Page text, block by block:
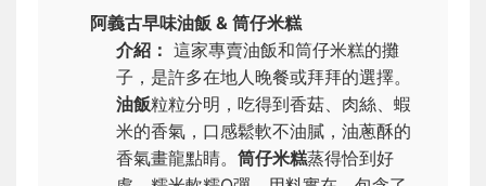
阿義古早味油飯 & 筒仔米糕
介紹： 這家專賣油飯和筒仔米糕的攤
子，是許多在地人晚餐或拜拜的選擇。
油飯粒粒分明，吃得到香菇、肉絲、蝦
米的香氣，口感鬆軟不油膩，油蔥酥的
香氣畫龍點睛。 筒仔米糕蒸得恰到好